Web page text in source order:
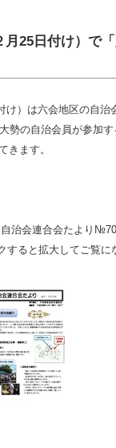
25日付け）で
け）は六会地区の自
勢の自治会員が参加
きます。
治会連合会たより
ると拡大してご覧に